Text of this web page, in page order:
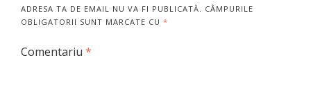
ADRESA TA DE EMAIL NU VA FI PUBLICATĂ. CÂMPURILE
OBLIGATORII SUNT MARCATE CU *
Comentariu *